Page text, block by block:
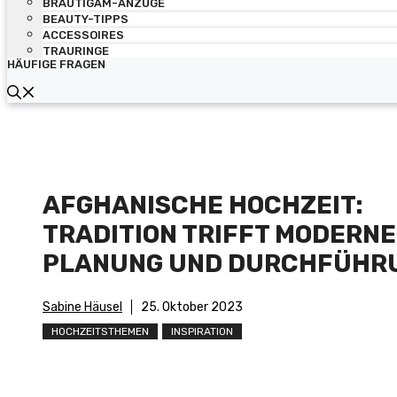
BRÄUTIGAM-ANZÜGE
BEAUTY-TIPPS
ACCESSOIRES
TRAURINGE
HÄUFIGE FRAGEN
AFGHANISCHE HOCHZEIT:
TRADITION TRIFFT
PLANUNG UND
Sabine Häusel 25. Oktober 2023
HOCHZEITSTHEMEN INSPIRATION